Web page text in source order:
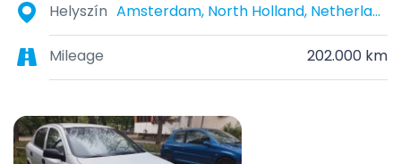
Helyszín Amsterdam, North Holland, Netherlands
Mileage 202.000 km